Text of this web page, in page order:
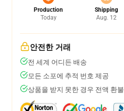
Production
Today
Shipping
Aug. 12
안전한 거래
전 세계 어디든 배송
모든 소포에 추적 번호 제공
상품을 받지 못한 경우 전액 환불